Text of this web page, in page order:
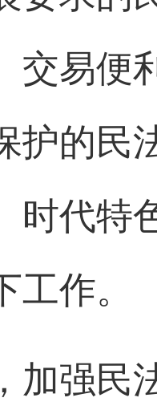
交易便
护的民
时代特
作。
强民法